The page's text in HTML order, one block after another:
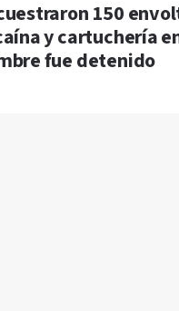
150
y cartuchería
fue detenido